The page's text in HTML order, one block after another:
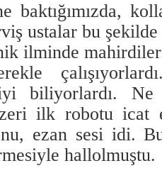
baktığımızda,
ustalar bu
ilminde
biliyorlardı.
ilk robotu icat
ezan sesi idi.
hallolmuştu.